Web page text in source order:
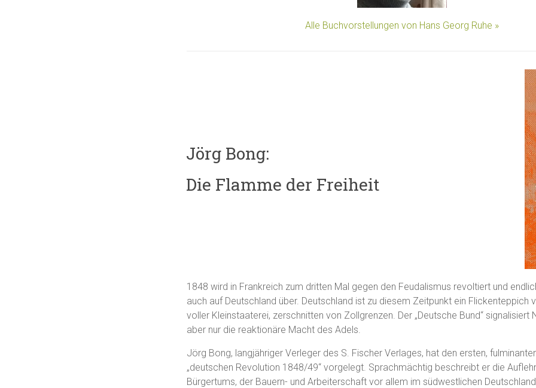
Alle Buchvorstellungen von Hans Georg Ruhe »
Jörg Bong:
Die Flamme der Freiheit
1848 wird in Frankreich zum dritten Mal gegen den Feudalismus revoltiert und
auch auf Deutschland über. Deutschland ist zu diesem Zeitpunkt ein Flickenteppich
voller Kleinstaaterei, zerschnitten von Zollgrenzen. Der „Deutsche Bund“ signalisiert
aber nur die reaktionäre Macht des Adels.
Jörg Bong, langjähriger Verleger des S. Fischer Verlages, hat den ersten,
„deutschen Revolution 1848/49“ vorgelegt. Sprachmächtig beschreibt er die
Bürgertums, der Bauern- und Arbeiterschaft vor allem im südwestlichen